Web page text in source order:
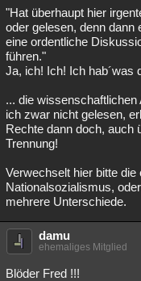
Musik Clash
Übersichten
Besucht
"Hat überhaupt hier
oder gelesen, denn dann
eine ordentliche
führen."
Ja, ich! Ich! Ich hab´was
... die
ich zwar nicht gelesen,
Rechte dann doch, auch
Trennung!
Verwechselt hier bitte
Nationalsozialismus,
mehrere Unterschiede.
damu
ehemaliges Mitglied
Blöder Fred !!!